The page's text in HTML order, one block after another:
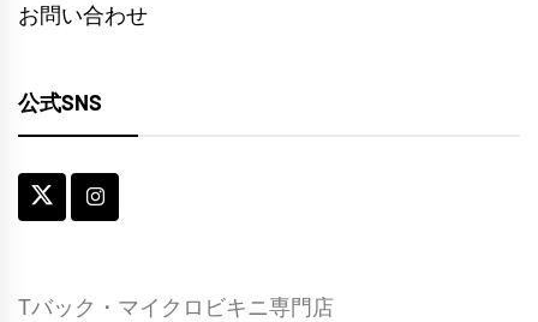
お問い合わせ
公式SNS
Tバック・マイクロビキニ専門店